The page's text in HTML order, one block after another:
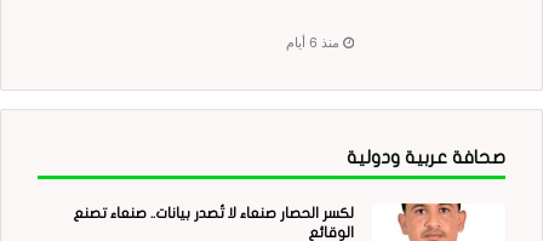
منذ 6 أيام
صحافة عربية ودولية
لكسر الحصار صنعاء لا تُصدر بيانات.. صنعاء تصنع
الوقائع